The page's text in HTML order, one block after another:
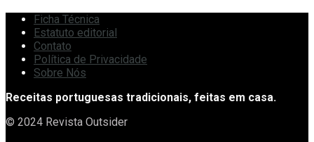
Ficha Técnica
Estatuto editorial
Contato
Política de Privacidade
Sobre Nós
Receitas portuguesas tradicionais, feitas em casa.
© 2024 Revista Outsider